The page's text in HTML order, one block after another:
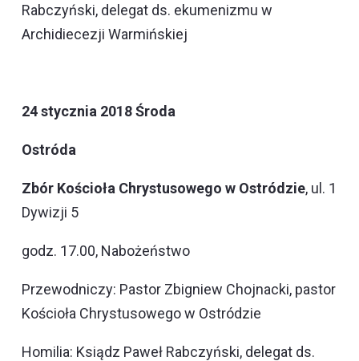
Rabczyński, delegat ds. ekumenizmu w
Archidiecezji Warmińskiej
24 stycznia 2018 Środa
Ostróda
Zbór Kościoła Chrystusowego w Ostródzie, ul. 1
Dywizji 5
godz. 17.00, Nabożeństwo
Przewodniczy: Pastor Zbigniew Chojnacki, pastor
Kościoła Chrystusowego w Ostródzie
Homilia: Ksiądz Paweł Rabczyński, delegat ds.